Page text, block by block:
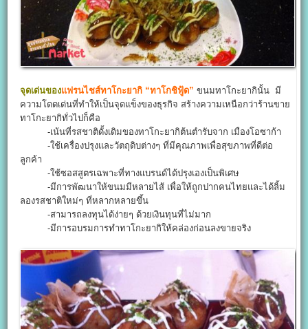
จุดเด่นของแฟรนไชส์ทาโกะยากิ “ทาโกชิฟู้ด” ขนมทาโกะยากินั้น มี
ความโดดเด่นที่ทำให้เป็นจุดแข็งของธุรกิจ สร้างความเหนือกว่าร้านขาย
ทาโกะยากิทั่วไปก็คือ
-เน้นที่รสชาติดั้งเดิมของทาโกะยากิต้นตำรับจาก เมืองโอซาก้า
-ใช้เครื่องปรุงและวัตถุดิบต่างๆ ที่มีคุณภาพเพื่อสุขภาพที่ดีต่อ
ลูกค้า
-ใช้ซอสสูตรเฉพาะที่ทางแบรนด์ได้ปรุงเองเป็นพิเศษ
-มีการพัฒนาให้ขนมมีหลายไส้ เพื่อให้ถูกปากคนไทยและได้ลิ้ม
ลองรสชาติใหม่ๆ ที่หลากหลายขึ้น
-สามารถลงทุนได้ง่ายๆ ด้วยเงินทุนที่ไม่มาก
-มีการอบรมการทำทาโกะยากิให้คล่องก่อนลงขายจริง